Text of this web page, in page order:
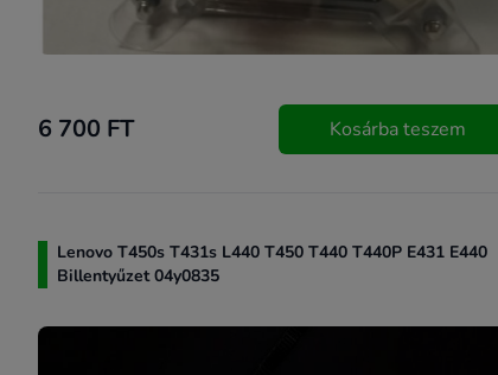
6 700 FT Kosárba teszem
Lenovo T450s T431s L440 T450 T440 T440P E431 E440
Billentyűzet 04y0835